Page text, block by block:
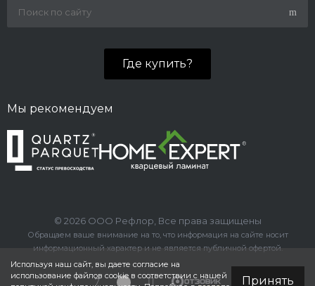
Где купить?
Мы рекомендуем
© 2026 ООО Рефлор, Все права защищены
Обращаем ваше внимание на то, что информация на сайте носит
информационный характер и не является публичной офертой.
Используя наш сайт, вы даете согласие на
использование файлов cookie в соответствии с нашей
Принять